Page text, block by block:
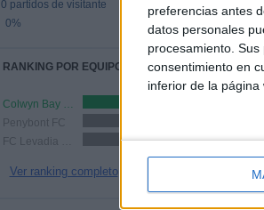
preferencias antes
datos personales
procesamiento.
consentimiento en
inferior de la página
0 partidos de visitante
0%
RANKING POR EQUIPOS
Colwyn Bay FC
Penybont FC
1 (33.33%)
Ver ranking completo